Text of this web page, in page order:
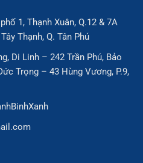
1, Thạnh Xuân, Q.12 & 7A
Thạnh, Q. Tân Phú
Di Linh – 242 Trần Phú, Bảo
Trọng – 43 Hùng Vương, P.9,